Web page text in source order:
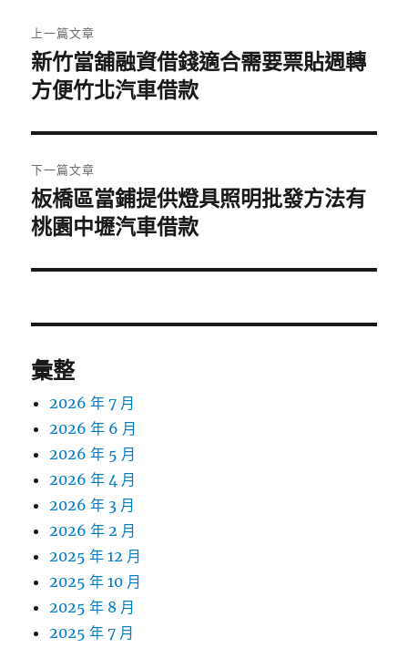
章
導
覽
上一篇文章
上
一
文
章:
新竹當舖融資借錢適合需要票貼週轉
方便竹北汽車借款
下一篇文章
下
一
文
板橋區當鋪提供燈具照明批發方法有
桃園中壢汽車借款
彙整
2026 年 7 月
2026 年 6 月
2026 年 5 月
2026 年 4 月
2026 年 3 月
2026 年 2 月
2025 年 12 月
2025 年 10 月
2025 年 8 月
2025 年 7 月